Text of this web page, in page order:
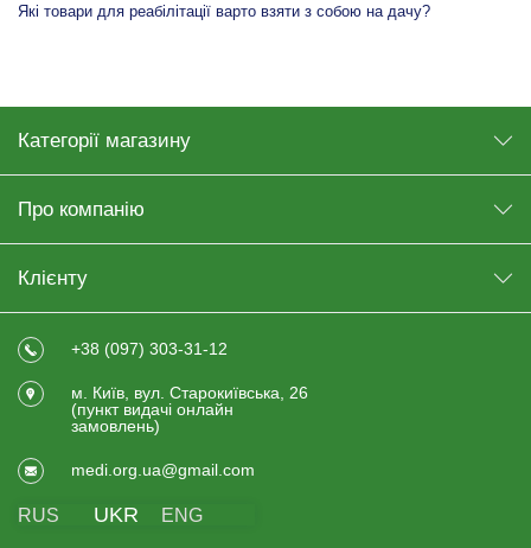
10 способів використання табурета-сходинки вдома: від кухні до
Категорії магазину
Про компанію
Клієнту
+38 (097) 303-31-12
м. Київ, вул. Старокиївська, 26
(пункт видачi онлайн
замовлень)
medi.org.ua@gmail.com
RUS UKR ENG